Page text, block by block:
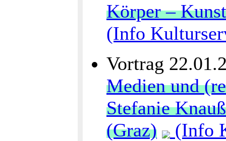
Körper –
(Info
Vortrag
Medien und
Stefanie
(Graz)
(Info